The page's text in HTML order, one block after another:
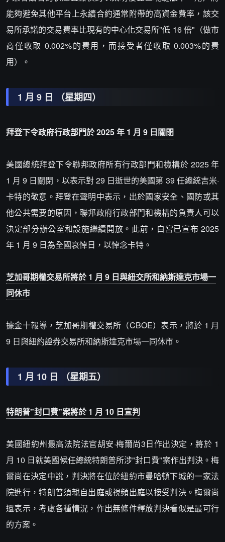
能夠避免其他平台上永續合約通常附帶的高資金費率，該交
易所承諾的交易費率比現有的中心化交易所"低 16 倍"（做市
商僅收取 0.002%的費用，而接受者僅收取 0.003%的費
用）。
1 月 9 日 （星期四）
拜登下令政府行政部門於 2025 年 1 月 9 日關閉
美國總統拜登下令聯邦政府所有行政部門和機構於 2025 年
1 月 9 日關閉，以表示對 29 日逝世的美國第 39 任總統吉米·
卡特的敬意。拜登在聲明中表示，出於國家安全、國防或其
他公共需要的原因，聯邦政府行政部門和機構的負責人可以
決定部分辦公室和設施繼續開放。此前，白宮已宣布 2025
年 1 月 9 日為全國哀悼日，以悼念卡特。
芝加哥期權交易所將於 1 月 9 日與紐交所和納斯達克市場一
同休市
據金十報導，芝加哥期權交易所（CBOE）表示，將於 1 月
9 日與紐約證券交易所和納斯達克市場一同休市。
1 月 10 日 （星期五）
特朗普"封口費"案將於 1 月 10 日宣判
美國紐約州最高法院法官胡安·梅爾尚3日作出決定，將於 1
月 10 日就美國候任總統特朗普所涉"封口費"案作出判決。梅
爾尚在決定中說，判決將在位於紐約市曼哈頓下城的一家法
院進行，特朗普須親自出庭或視頻出庭以接受判決。梅爾尚
還表示，考慮各種情況，作出無條件釋放判決看似是最可行
的方案。